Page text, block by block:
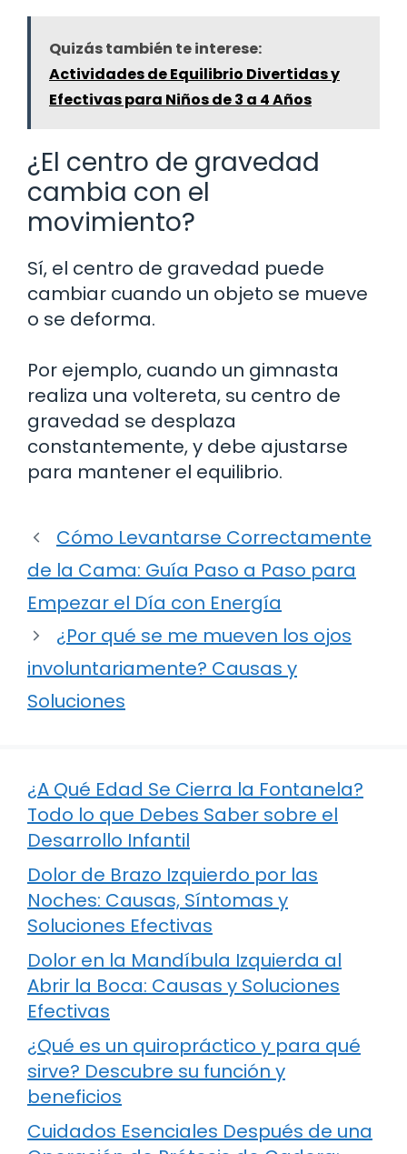
Quizás también te interese:
Actividades de Equilibrio Divertidas y
Efectivas para Niños de 3 a 4 Años
¿El centro de gravedad
cambia con el
movimiento?
Sí, el centro de gravedad puede
cambiar cuando un objeto se mueve
o se deforma.
Por ejemplo, cuando un gimnasta
realiza una voltereta, su centro de
gravedad se desplaza
constantemente, y debe ajustarse
para mantener el equilibrio.
Cómo Levantarse Correctamente
de la Cama: Guía Paso a Paso para
Empezar el Día con Energía
¿Por qué se me mueven los ojos
involuntariamente? Causas y
Soluciones
¿A Qué Edad Se Cierra la Fontanela?
Todo lo que Debes Saber sobre el
Desarrollo Infantil
Dolor de Brazo Izquierdo por las
Noches: Causas, Síntomas y
Soluciones Efectivas
Dolor en la Mandíbula Izquierda al
Abrir la Boca: Causas y Soluciones
Efectivas
¿Qué es un quiropráctico y para qué
sirve? Descubre su función y
beneficios
Cuidados Esenciales Después de una